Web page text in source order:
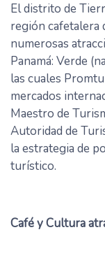
El distrito de
región cafetalera
numerosas
Panamá: Verde
las cuales
mercados
Maestro de
Autoridad de
la estrategia de
turístico.
Café y Cultura